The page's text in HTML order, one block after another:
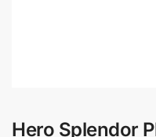
Hero Splendor